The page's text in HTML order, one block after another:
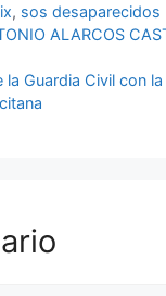
, sos desaparecidos
ALARCOS
Guardia Civil con